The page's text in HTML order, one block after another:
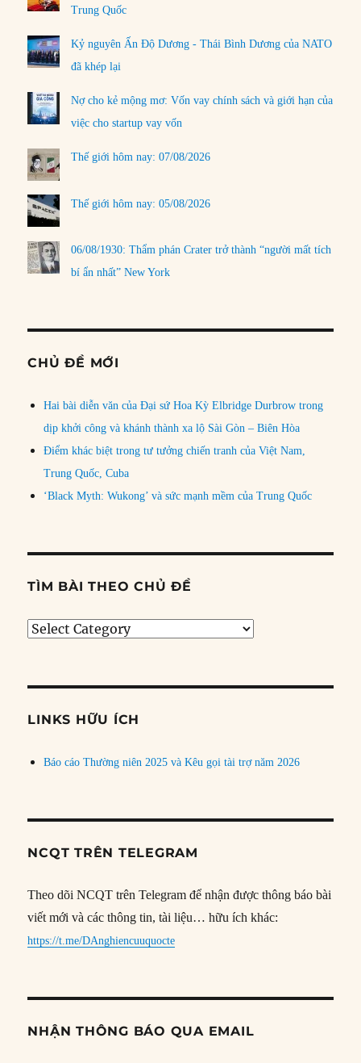
Trung Quốc
Kỷ nguyên Ấn Độ Dương - Thái Bình Dương của NATO
đã khép lại
Nợ cho kẻ mộng mơ: Vốn vay chính sách và giới hạn của
việc cho startup vay vốn
Thế giới hôm nay: 07/08/2026
Thế giới hôm nay: 05/08/2026
06/08/1930: Thẩm phán Crater trở thành “người mất tích
bí ẩn nhất” New York
CHỦ ĐỀ MỚI
Hai bài diễn văn của Đại sứ Hoa Kỳ Elbridge Durbrow trong
dịp khởi công và khánh thành xa lộ Sài Gòn – Biên Hòa
Điểm khác biệt trong tư tưởng chiến tranh của Việt Nam,
Trung Quốc, Cuba
‘Black Myth: Wukong’ và sức mạnh mềm của Trung Quốc
TÌM BÀI THEO CHỦ ĐỀ
Tìm
đề
LINKS HỮU ÍCH
Báo cáo Thường niên 2025 và Kêu gọi tài trợ năm 2026
NCQT TRÊN TELEGRAM
Theo dõi NCQT trên Telegram để nhận được thông báo bài
viết mới và các thông tin, tài liệu… hữu ích khác:
https://t.me/DAnghiencuuquocte
NHẬN THÔNG BÁO QUA EMAIL